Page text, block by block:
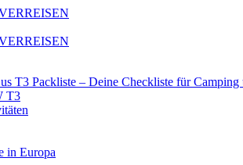
T3 Packliste – Deine Checkliste für Camping
T3
in Europa